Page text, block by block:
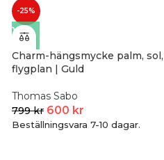
-25%
Charm-hängsmycke palm, sol,
flygplan | Guld
Thomas Sabo
799kr 600 kr
Beställningsvara 7-10 dagar.